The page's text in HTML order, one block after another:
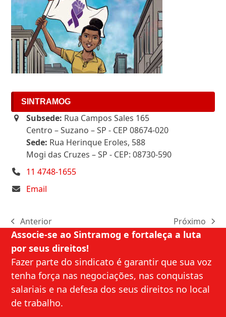
SINTRAMOG
Subsede: Rua Campos Sales 165
Centro – Suzano – SP - CEP 08674-020
Sede: Rua Herinque Eroles, 588
Mogi das Cruzes – SP - CEP: 08730-590
11 4748-1655
Email
previous
post:
Anterior
next
post:
Próximo
Associe-se ao Sintramog e fortaleça a luta
por seus direitos!
Fazer parte do sindicato é garantir que sua voz
tenha força nas negociações, nas conquistas
salariais e na defesa dos seus direitos no local
de trabalho.